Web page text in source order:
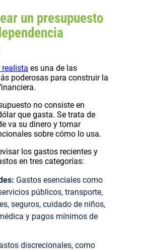
un presupuesto
realista es una de las
poderosas para construir la
no consiste en
que gasta. Se trata de
va su dinero y tomar
sobre cómo lo usa.
los gastos recientes y
en tres categorías:
Gastos esenciales como
públicos, transporte,
seguros, cuidado de niños,
y pagos mínimos de
discrecionales, como